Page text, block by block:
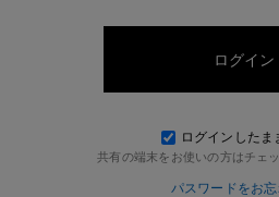
ログインしたま
共有の端末をお使いの方はチェ
パスワードをお